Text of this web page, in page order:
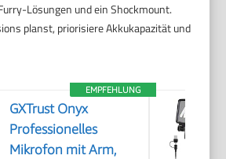
Lösungen und ein Shockmount.
planst, priorisiere Akkukapazität und
EMPFEHLUNG
GXTrust Onyx
Professionelles
Mikrofon mit Arm,